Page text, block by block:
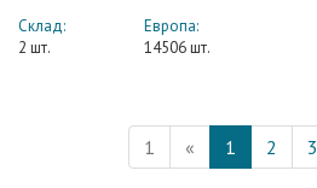
Склад:
2 шт.
Европа:
14506 шт.
1 « 1 2 3